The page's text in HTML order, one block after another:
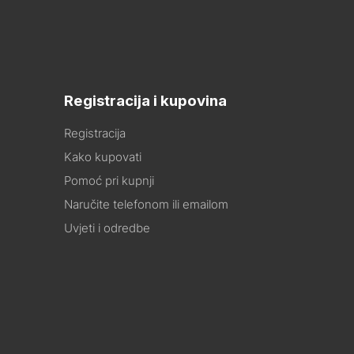
Registracija i kupovina
Registracija
Kako kupovati
Pomoć pri kupnji
Naručite telefonom ili emailom
Uvjeti i odredbe